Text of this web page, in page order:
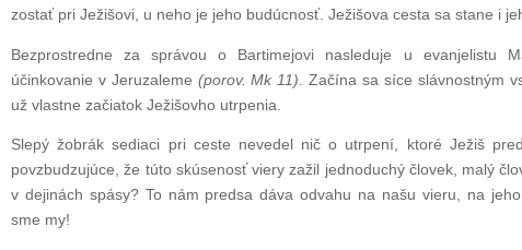
zostať pri Ježišovi, u neho je jeho budúcnosť. Ježišova cesta sa stane i
Bezprostredne za správou o Bartimejovi nasleduje u evanjelistu
účinkovanie v Jeruzaleme (porov. Mk 11) . Začína sa síce slávnostným
už vlastne začiatok Ježišovho utrpenia.
Slepý žobrák sediaci pri ceste nevedel nič o utrpení, ktoré Ježiš
povzbudzujúce, že túto skúsenosť viery zažil jednoduchý človek, malý
v dejinách spásy? To nám predsa dáva odvahu na našu vieru, na
sme my!